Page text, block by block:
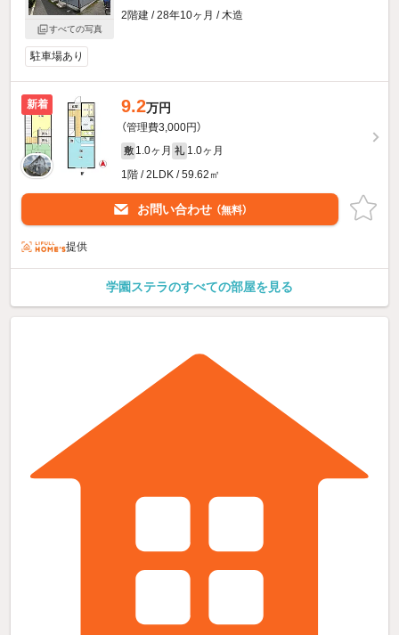
すべての写真
2階建 / 28年10ヶ月 / 木造
駐車場あり
新着 9.2万円
（管理費3,000円）
敷 1.0ヶ月 礼 1.0ヶ月
1階 / 2LDK / 59.62㎡
お問い合わせ （無料）
提供
学園ステラのすべての部屋を見る